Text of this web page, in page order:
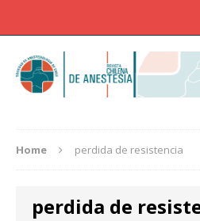
Home perdida de resistencia
perdida de